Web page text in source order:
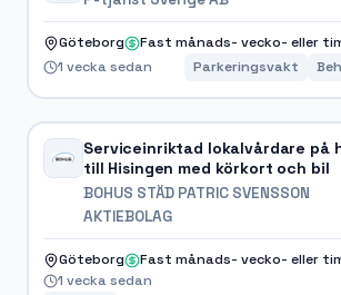
Göteborg
Fast månads- vecko- eller
1 vecka sedan
Parkeringsvakt
Serviceinriktad lokalvårdare på
till Hisingen med körkort och bil
BOHUS STÄD PATRIC SVENSSON
AKTIEBOLAG
Göteborg
Fast månads- vecko- eller
1 vecka sedan